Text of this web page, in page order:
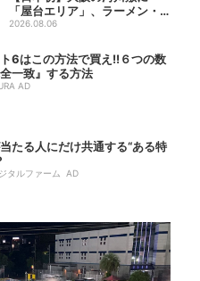
「屋台エリア」、ラーメン・
焼肉・しゃぶしゃぶ・カフェ
2026.08.06
6はこの方法で買え!!６つの数
一致』する方法
AD
たる人にだけ共通する“ある特
タルファーム AD